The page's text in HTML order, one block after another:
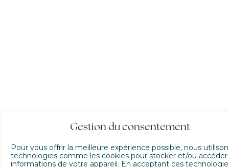
Gestion du consentement
Pour vous offrir la meilleure expérience possible, nous
technologies comme les cookies pour stocker et/ou accéder
informations de votre appareil. En acceptant ces